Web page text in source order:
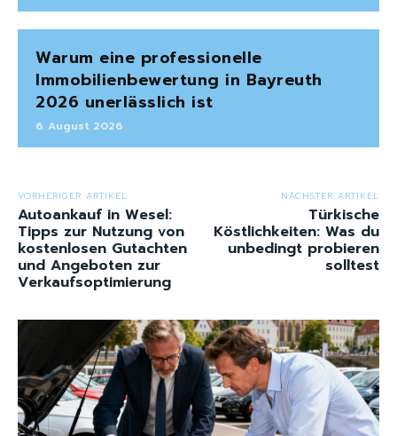
Warum eine professionelle
Immobilienbewertung in Bayreuth
2026 unerlässlich ist
6. August 2026
VORHERIGER ARTIKEL
Autoankauf in Wesel:
Tipps zur Nutzung von
kostenlosen Gutachten
und Angeboten zur
Verkaufsoptimierung
NÄCHSTER ARTIKEL
Türkische
Köstlichkeiten: Was du
unbedingt probieren
solltest